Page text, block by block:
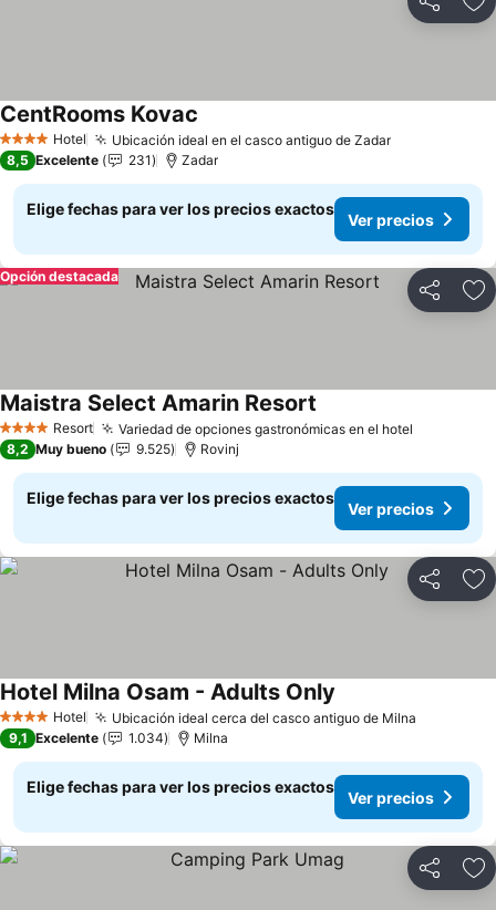
Compartir
4 EstrellasHotel Ubicación ideal en el casco antiguo de ZadarVer precios
CentRooms Kovac
8,5 Excelente 231 Zadar
Elige fechas para ver los precios exactos
Ver precios
Compartir
Opción destacada
4 EstrellasResort Variedad de opciones gastronómicas en el hotel
Maistra Select Amarin Resort
8,2 Muy bueno 9.525 Rovinj
Elige fechas para ver los precios exactos
Ver precios
Compartir
4 EstrellasHotel Ubicación ideal cerca del casco antiguo de Milna
Hotel Milna Osam - Adults Only
9,1 Excelente 1.034 Milna
Elige fechas para ver los precios exactos
Ver precios
Compartir